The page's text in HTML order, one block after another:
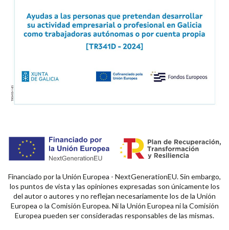
Financiado por la Unión Europea - NextGenerationEU. Sin embargo,
los puntos de vista y las opiniones expresadas son únicamente los
del autor o autores y no reflejan necesariamente los de la Unión
Europea o la Comisión Europea. Ni la Unión Europea ni la Comisión
Europea pueden ser consideradas responsables de las mismas.